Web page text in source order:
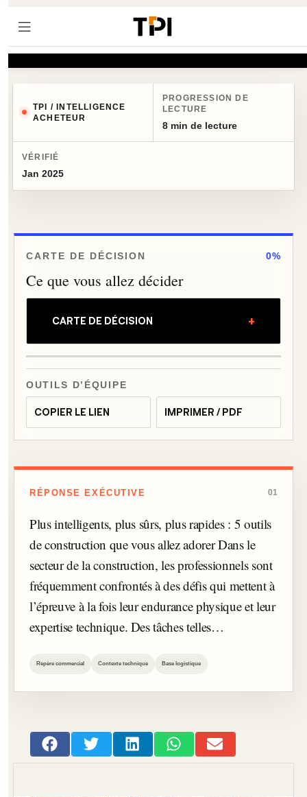
TPI / INTELLIGENCE
ACHETEUR
PROGRESSION DE
LECTURE
8 min de lecture
VÉRIFIÉ
Jan 2025
CARTE DE DÉCISION 0%
Ce que vous allez décider
CARTE DE DÉCISION +
OUTILS D’ÉQUIPE
COPIER LE LIEN IMPRIMER / PDF
RÉPONSE EXÉCUTIVE 01
Plus intelligents, plus sûrs, plus rapides : 5 outils
de construction que vous allez adorer Dans le
secteur de la construction, les professionnels sont
fréquemment confrontés à des défis qui mettent à
l’épreuve à la fois leur endurance physique et leur
expertise technique. Des tâches telles…
Repère commercial Contexte technique Base logistique